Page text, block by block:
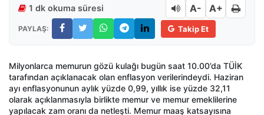
1 dk okuma süresi A- A+
PAYLAŞ: Takip Et
Milyonlarca memurun gözü kulağı bugün saat 10.00’da TÜİK
tarafından açıklanacak olan enflasyon verilerindeydi. Haziran
ayı enflasyonunun aylık yüzde 0,99, yıllık ise yüzde 32,11
olarak açıklanmasıyla birlikte memur ve memur emeklilerine
yapılacak zam oranı da netleşti. Memur maaş katsayısına